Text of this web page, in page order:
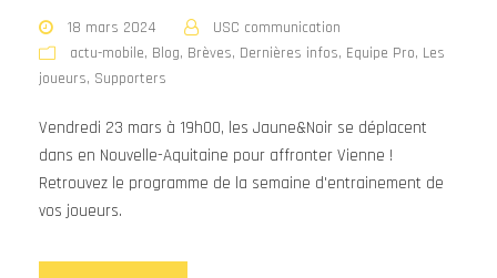
18 mars 2024
USC communication
actu-mobile, Blog, Brèves, Dernières infos, Equipe Pro, Les
joueurs, Supporters
Vendredi 23 mars à 19h00, les Jaune&Noir se déplacent
dans en Nouvelle-Aquitaine pour affronter Vienne !
Retrouvez le programme de la semaine d'entrainement de
vos joueurs.